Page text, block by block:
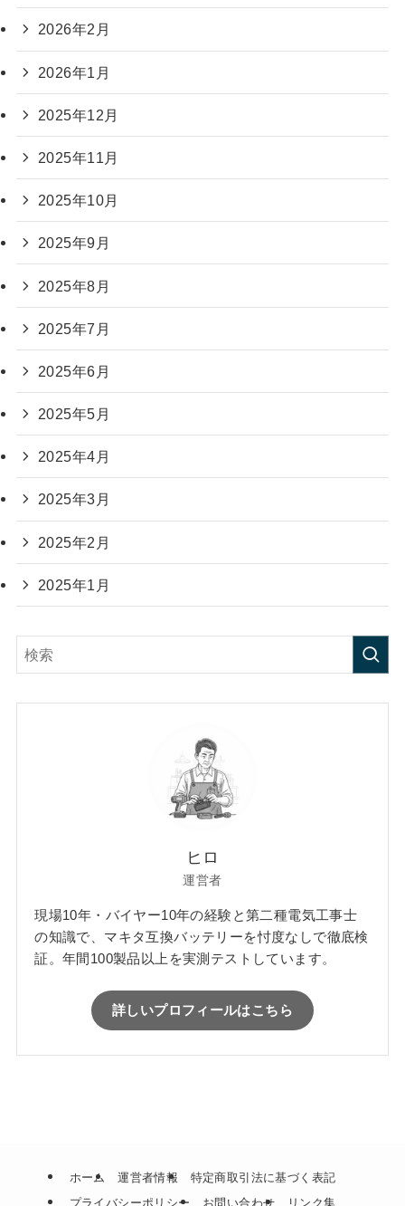
2026年2月
2026年1月
2025年12月
2025年11月
2025年10月
2025年9月
2025年8月
2025年7月
2025年6月
2025年5月
2025年4月
2025年3月
2025年2月
2025年1月
ヒロ
運営者
現場10年・バイヤー10年の経験と第二種電気工事士
の知識で、マキタ互換バッテリーを忖度なしで徹底検
証。年間100製品以上を実測テストしています。
詳しいプロフィールはこちら
ホーム 運営者情報
特定商取引法に基づく表記
プライバシーポリシー
お問い合わせ リンク集